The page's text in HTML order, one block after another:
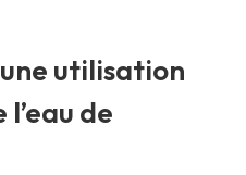
utilisation
de